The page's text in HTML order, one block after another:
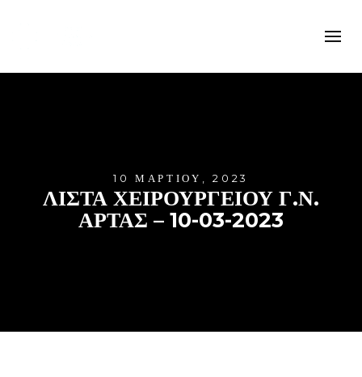
10 ΜΑΡΤΊΟΥ, 2023
ΛΊΣΤΑ ΧΕΙΡΟΥΡΓΕΊΟΥ Γ.Ν.
ΆΡΤΑΣ – 10-03-2023